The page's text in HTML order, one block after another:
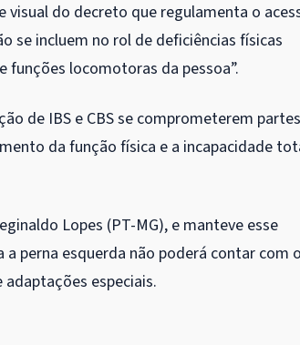
do decreto que regulamenta o
se incluem no rol de deficiências físicas
funções locomotoras da pessoa”.
de IBS e CBS se comprometerem
da função física e a incapacidade
Lopes (PT-MG), e manteve esse
perna esquerda não poderá contar com
especiais.